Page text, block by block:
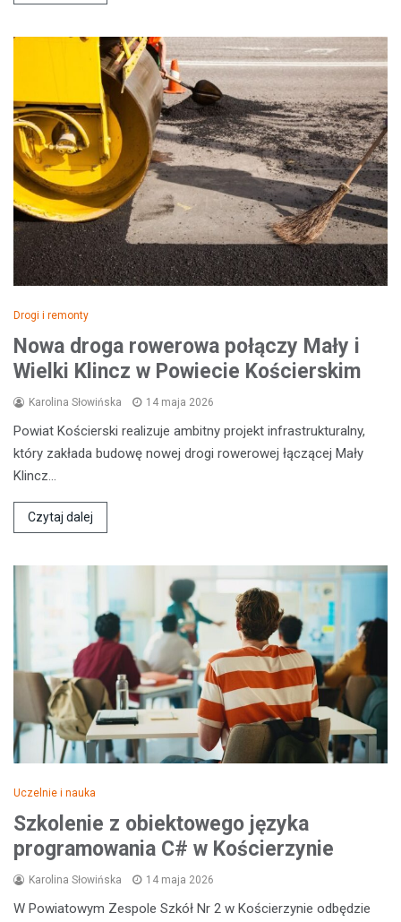
Drogi i remonty
Nowa droga rowerowa połączy Mały i
Wielki Klincz w Powiecie Kościerskim
Karolina Słowińska 14 maja 2026
Powiat Kościerski realizuje ambitny projekt infrastrukturalny,
który zakłada budowę nowej drogi rowerowej łączącej Mały
Klincz…
Czytaj dalej
Uczelnie i nauka
Szkolenie z obiektowego języka
programowania C# w Kościerzynie
Karolina Słowińska 14 maja 2026
W Powiatowym Zespole Szkół Nr 2 w Kościerzynie odbędzie